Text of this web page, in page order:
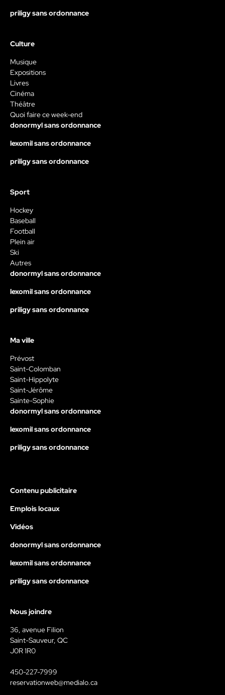
priligy sans ordonnance
Culture
Musique
Expositions
Livres
Cinéma
Théâtre
Quoi faire ce week-end
donormyl sans ordonnance
lexomil sans ordonnance
priligy sans ordonnance
Sport
Hockey
Baseball
Football
Plein air
Ski
Autres
donormyl sans ordonnance
lexomil sans ordonnance
priligy sans ordonnance
Ma ville
Prévost
Saint-Colomban
Saint-Hippolyte
Saint-Jérôme
Sainte-Sophie
donormyl sans ordonnance
lexomil sans ordonnance
priligy sans ordonnance
Contenu publicitaire
Emplois locaux
Vidéos
donormyl sans ordonnance
lexomil sans ordonnance
priligy sans ordonnance
Nous joindre
36, avenue Filion
Saint-Sauveur, QC
J0R 1R0
450-227-7999
reservationweb@medialo.ca